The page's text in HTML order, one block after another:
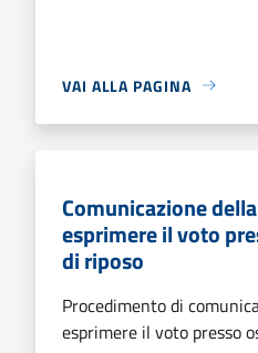
VAI ALLA PAGINA
Comunicazione
esprimere il voto
di riposo
Procedimento di
esprimere il voto presso